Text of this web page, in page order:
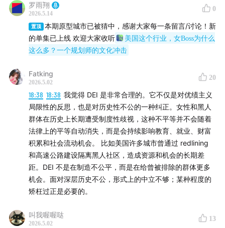
这是一个第一人称视角下的城市与社会“微观察”系列节
本期故事是我在一个美国南部城市的黑人区做项目时的亲
身经历。当政府把一位黑人女性“空降”进我们的项目组
时，我的第一反应不是欢迎，而是警惕：这是关系户？还
是政治正确的体现？但这个看似简单的判断，最终把我带
向了一系列更复杂的问题——关于身份、偏见，以及我们
口中的“公平”，到底意味着什么？
🔊 欢迎收听3分钟系列预告 ，了解这档节目的世界观。
罗雨翔
2026.5.14
0
置顶
本期原型城市已被猜中，感谢大家每一条留言/讨论！新
的单集已上线 欢迎大家收听
美国这个行业，女Boss为什么
这么多？一个规划师的文化冲击
Fatking
2026.5.02
20
18:38 18:38 我觉得 DEI 是非常合理的。它不仅是对优绩主义
局限性的反思，也是对历史性不公的一种纠正。女性和黑人
群体在历史上长期遭受制度性歧视，这种不平等并不会随着
法律上的平等自动消失，而是会持续影响教育、就业、财富
积累和社会流动机会。 比如美国许多城市曾通过 redlining
和高速公路建设隔离黑人社区，造成资源和机会的长期差
距。DEI 不是在制造不公平，而是在给曾被排除的群体更多
机会。面对深层历史不公，形式上的中立不够；某种程度的
矫枉过正是必要的。
叫我喔喔哒
2026.5.02
13